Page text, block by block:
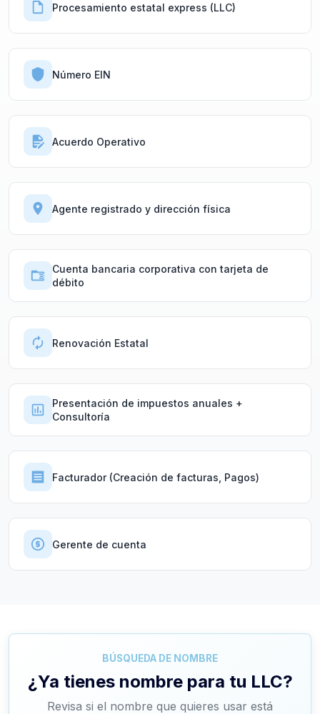
Procesamiento estatal express (LLC)
Número EIN
Acuerdo Operativo
Agente registrado y dirección física
Cuenta bancaria corporativa con tarjeta de
débito
Renovación Estatal
Presentación de impuestos anuales +
Consultoría
Facturador (Creación de facturas, Pagos)
Gerente de cuenta
BÚSQUEDA DE NOMBRE
¿Ya tienes nombre para tu LLC?
Revisa si el nombre que quieres usar está